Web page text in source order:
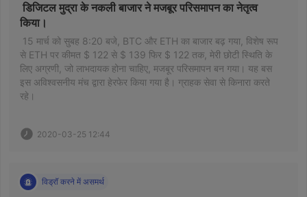
डिजिटल मुद्रा के नकली बाजार ने मजबूर परिसमापन का नेतृत्व
15 मार्च को सुबह 8:20 बजे, BTC और ETH का बाजार बढ़ गया, विशेष रूप
से ETH पर कीमत $ 122 से $ 139 फिर $ 122 तक, मेरी छोटी स्थिति के
लिए अग्रणी, जो लाभदायक होना चाहिए, मजबूर परिसमापन बन गया। यह बस
इस अविश्वसनीय मंच द्वारा हेरफेर किया गया है। ग्राहक सेवा से किनारा करते
2020-03-25 12:44
विड्रॉ करने में असमर्थ